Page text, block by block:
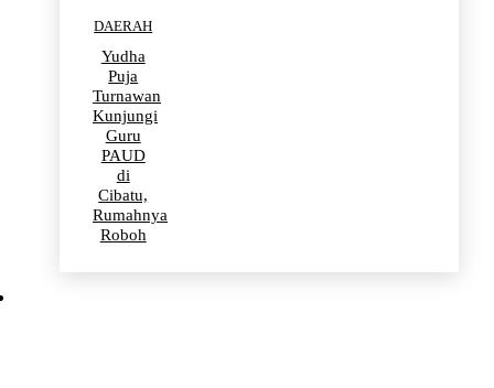
DAERAH
Yudha
Puja
Turnawan
Kunjungi
Guru
PAUD
di
Cibatu,
Rumahnya
Roboh